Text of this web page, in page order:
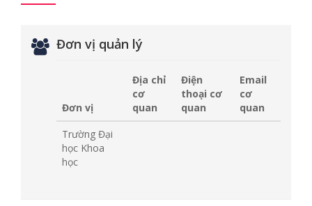
Đơn vị quản lý
Đơn vị
Địa chỉ
cơ
quan
Điện
thoại cơ
quan
Email
cơ
quan
Trường Đại
học Khoa
học